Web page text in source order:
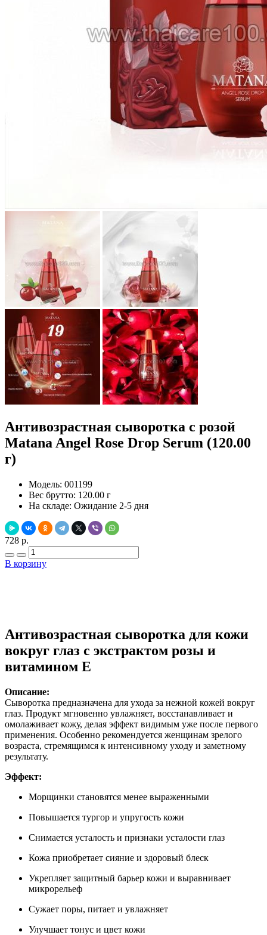
Антивозрастная сыворотка с розой
Matana Angel Rose Drop Serum (120.00
г)
Модель: 001199
Вес брутто: 120.00 г
На складе: Ожидание 2-5 дня
728 р.
В корзину
Антивозрастная сыворотка для кожи
вокруг глаз с экстрактом розы и
витамином E
Описание:
Сыворотка предназначена для ухода за нежной кожей вокруг
глаз. Продукт мгновенно увлажняет, восстанавливает и
омолаживает кожу, делая эффект видимым уже после первого
применения. Особенно рекомендуется женщинам зрелого
возраста, стремящимся к интенсивному уходу и заметному
результату.
Эффект:
Морщинки становятся менее выраженными
Повышается тургор и упругость кожи
Снимается усталость и признаки усталости глаз
Кожа приобретает сияние и здоровый блеск
Укрепляет защитный барьер кожи и выравнивает
микрорельеф
Сужает поры, питает и увлажняет
Улучшает тонус и цвет кожи